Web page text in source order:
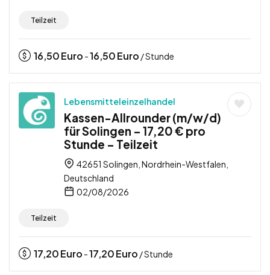
Teilzeit
16,50Euro -16,50Euro / Stunde
Lebensmitteleinzelhandel
Kassen-Allrounder (m/w/d)
für Solingen – 17,20 € pro
Stunde – Teilzeit
42651 Solingen, Nordrhein-Westfalen,
Deutschland
02/08/2026
Teilzeit
17,20Euro -17,20Euro / Stunde